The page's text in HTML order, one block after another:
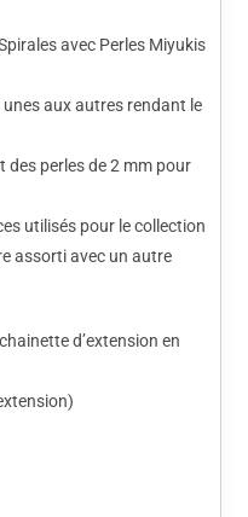
avec Perles Miyukis
aux autres rendant le
des perles de 2 mm pour
utilisés pour le collection
assorti avec un autre
d’extension en